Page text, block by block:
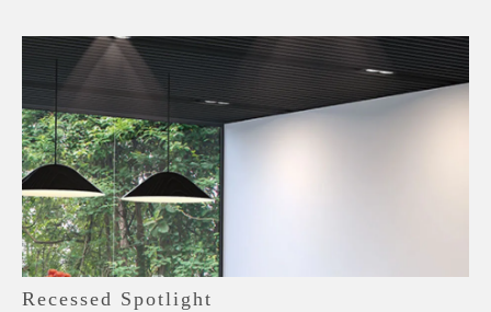
Recessed Spotlight